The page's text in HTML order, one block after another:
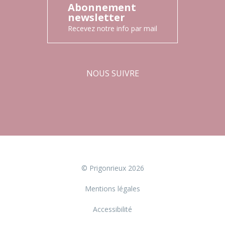
Abonnement
newsletter
Recevez notre info par mail
NOUS SUIVRE
© Prigonrieux 2026
Mentions légales
Accessibilité